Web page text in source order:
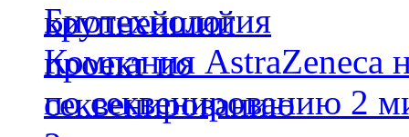
Биотехнология
Компания AstraZeneca
по секвенированию 2